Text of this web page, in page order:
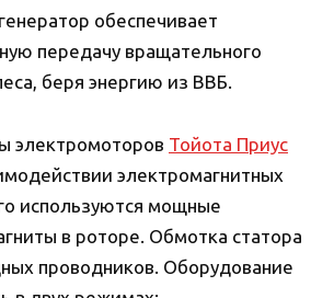
обеспечивает
передачу вращательного
беря энергию из ВВБ.
электромоторов Тойота Приус
электромагнитных
используются мощные
в роторе. Обмотка статора
проводников. Оборудование